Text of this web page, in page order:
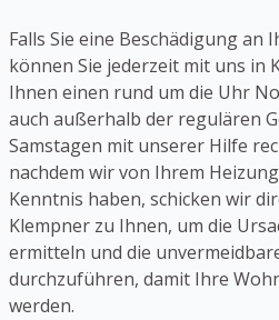
Falls Sie eine Beschädigung an
können Sie jederzeit mit uns in
Ihnen einen rund um die Uhr
auch außerhalb der regulären
Samstagen mit unserer Hilfe
nachdem wir von Ihrem
Kenntnis haben, schicken wir
Klempner zu Ihnen, um die
ermitteln und die
durchzuführen, damit Ihre
werden.